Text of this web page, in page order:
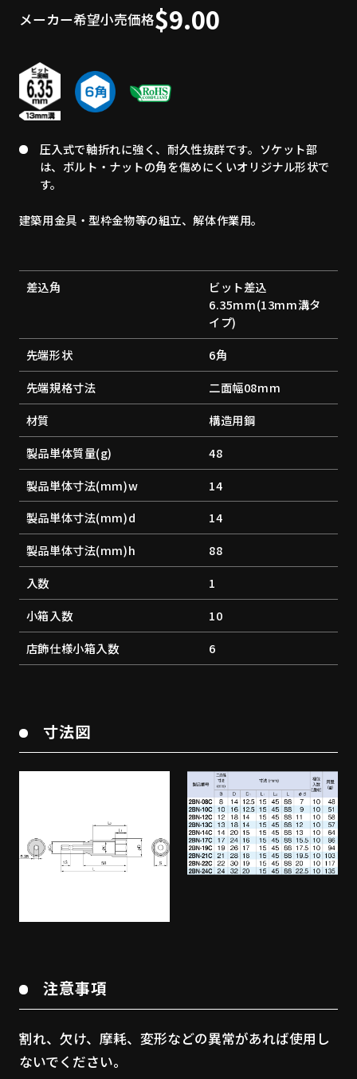
メーカー希望小売価格$9.00
圧入式で軸折れに強く、耐久性抜群です。ソケット部
は、ボルト・ナットの角を傷めにくいオリジナル形状で
す。
建築用金具・型枠金物等の組立、解体作業用。
差込角
ビット差込
6.35mm(13mm溝タ
イプ)
先端形状
6角
先端規格寸法
二面幅08mm
材質
構造用鋼
製品単体質量(g)
48
製品単体寸法(mm)w
14
製品単体寸法(mm)d
14
製品単体寸法(mm)h
88
入数
1
小箱入数
10
店飾仕様小箱入数
6
寸法図
注意事項
割れ、欠け、摩耗、変形などの異常があれば使用し
ないでください。